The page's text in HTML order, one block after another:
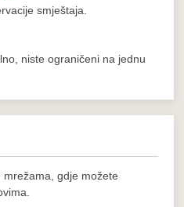
smještaja.
niste ograničeni na jednu
gdje možete